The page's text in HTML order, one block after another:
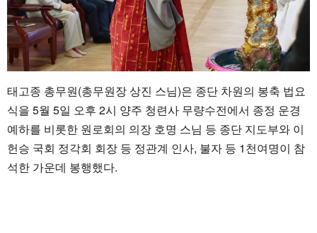
태고종 총무원(총무원장 상진 스님)은 종단 차원의 봉축 법요
식을 5월 5일 오후 2시 양주 청련사 무량수전에서 종정 운경
예하를 비롯한 원로회의 의장 호명 스님 등 종단 지도부와 이
헌승 국회 정각회 회장 등 정관계 인사, 불자 등 1천여명이 참
석한 가운데 봉행했다.